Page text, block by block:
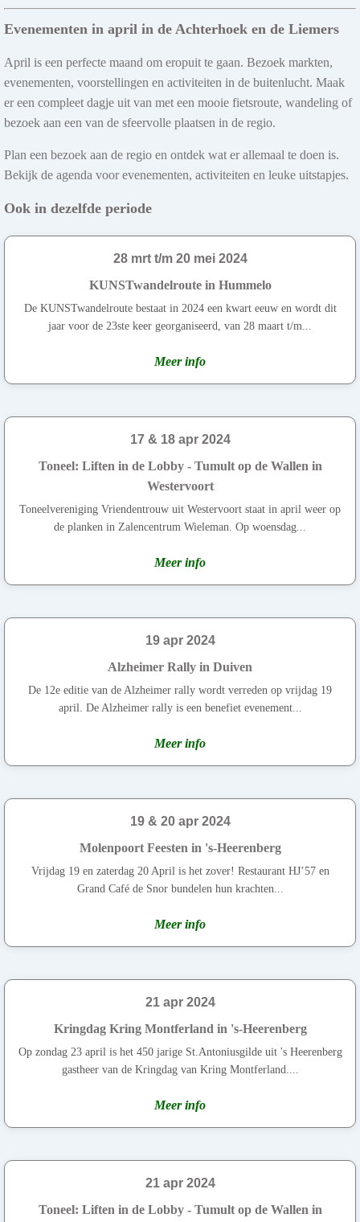
Evenementen in april in de Achterhoek en de Liemers
April is een perfecte maand om eropuit te gaan. Bezoek markten,
evenementen, voorstellingen en activiteiten in de buitenlucht. Maak
er een compleet dagje uit van met een mooie fietsroute, wandeling of
bezoek aan een van de sfeervolle plaatsen in de regio.
Plan een bezoek aan de regio en ontdek wat er allemaal te doen is.
Bekijk de agenda voor evenementen, activiteiten en leuke uitstapjes.
Ook in dezelfde periode
28 mrt t/m 20 mei 2024
KUNSTwandelroute in Hummelo
De KUNSTwandelroute bestaat in 2024 een kwart eeuw en wordt dit
jaar voor de 23ste keer georganiseerd, van 28 maart t/m...
Meer info
17 & 18 apr 2024
Toneel: Liften in de Lobby - Tumult op de Wallen in
Westervoort
Toneelvereniging Vriendentrouw uit Westervoort staat in april weer op
de planken in Zalencentrum Wieleman. Op woensdag...
Meer info
19 apr 2024
Alzheimer Rally in Duiven
De 12e editie van de Alzheimer rally wordt verreden op vrijdag 19
april. De Alzheimer rally is een benefiet evenement...
Meer info
19 & 20 apr 2024
Molenpoort Feesten in 's-Heerenberg
Vrijdag 19 en zaterdag 20 April is het zover! Restaurant HJ’57 en
Grand Café de Snor bundelen hun krachten...
Meer info
21 apr 2024
Kringdag Kring Montferland in 's-Heerenberg
Op zondag 23 april is het 450 jarige St.Antoniusgilde uit 's Heerenberg
gastheer van de Kringdag van Kring Montferland....
Meer info
21 apr 2024
Toneel: Liften in de Lobby - Tumult op de Wallen in